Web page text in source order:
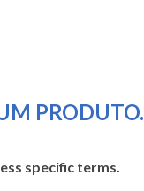
PRODUTO.
specific terms.